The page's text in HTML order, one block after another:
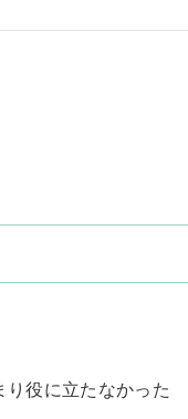
り役に立たなかった